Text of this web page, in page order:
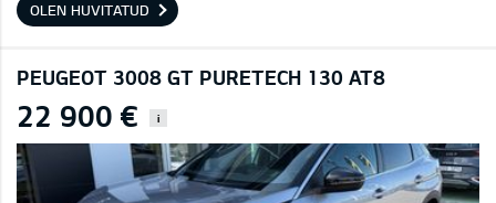
OLEN HUVITATUD
PEUGEOT 3008 GT PURETECH 130 AT8
22 900 € i